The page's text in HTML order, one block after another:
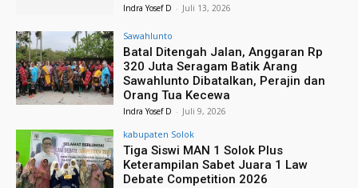
Indra Yosef D - Juli 13, 2026
Sawahlunto
Batal Ditengah Jalan, Anggaran Rp
320 Juta Seragam Batik Arang
Sawahlunto Dibatalkan, Perajin dan
Orang Tua Kecewa
Indra Yosef D - Juli 9, 2026
kabupaten Solok
Tiga Siswi MAN 1 Solok Plus
Keterampilan Sabet Juara 1 Law
Debate Competition 2026